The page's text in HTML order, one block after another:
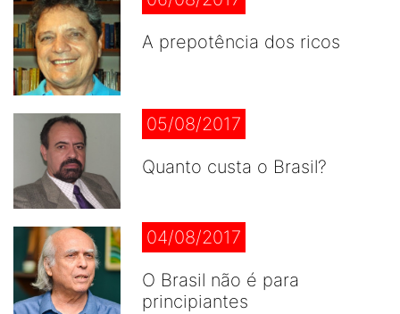
A prepotência dos ricos
05/08/2017
Quanto custa o Brasil?
04/08/2017
O Brasil não é para
principiantes